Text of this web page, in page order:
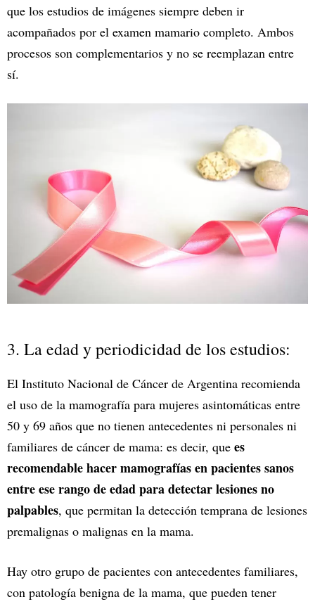
que los estudios de imágenes siempre deben ir
acompañados por el examen mamario completo. Ambos
procesos son complementarios y no se reemplazan entre
sí.
3. La edad y periodicidad de los estudios:
El Instituto Nacional de Cáncer de Argentina recomienda
el uso de la mamografía para mujeres asintomáticas entre
50 y 69 años que no tienen antecedentes ni personales ni
familiares de cáncer de mama: es decir, que es
recomendable hacer mamografías en pacientes sanos
entre ese rango de edad para detectar lesiones no
palpables, que permitan la detección temprana de lesiones
premalignas o malignas en la mama.
Hay otro grupo de pacientes con antecedentes familiares,
con patología benigna de la mama, que pueden tener